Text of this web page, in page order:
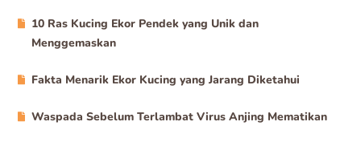
10 Ras Kucing Ekor Pendek yang Unik dan
Menggemaskan
Fakta Menarik Ekor Kucing yang Jarang Diketahui
Waspada Sebelum Terlambat Virus Anjing Mematikan